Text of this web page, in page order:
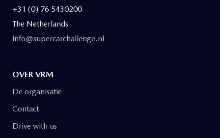
+31 (0) 76 5430200
The Netherlands
info@supercarchallenge.nl
OVER VRM
De organisatie
Contact
Drive with us